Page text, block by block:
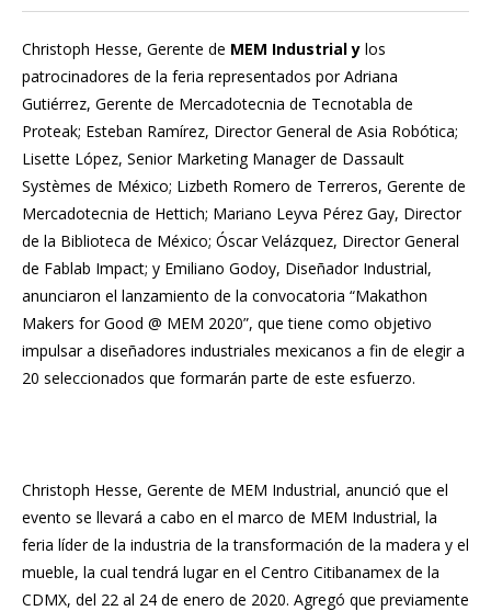
Christoph Hesse, Gerente de MEM Industrialy los
patrocinadores de la feria representados por Adriana
Gutiérrez, Gerente de Mercadotecnia de Tecnotabla de
Proteak; Esteban Ramírez, Director General de Asia Robótica;
Lisette López, Senior Marketing Manager de Dassault
Systèmes de México; Lizbeth Romero de Terreros, Gerente de
Mercadotecnia de Hettich; Mariano Leyva Pérez Gay, Director
de la Biblioteca de México; Óscar Velázquez, Director General
de Fablab Impact; y Emiliano Godoy, Diseñador Industrial,
anunciaron el lanzamiento de la convocatoria “Makathon
Makers for Good @ MEM 2020”, que tiene como objetivo
impulsar a diseñadores industriales mexicanos a fin de elegir a
20 seleccionados que formarán parte de este esfuerzo.
Christoph Hesse, Gerente de MEM Industrial, anunció que el
evento se llevará a cabo en el marco de MEM Industrial, la
feria líder de la industria de la transformación de la madera y el
mueble, la cual tendrá lugar en el Centro Citibanamex de la
CDMX, del 22 al 24 de enero de 2020. Agregó que previamente